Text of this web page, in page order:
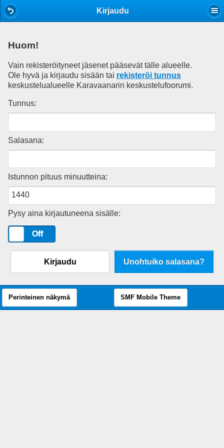
Kirjaudu
Huom!
Vain rekisteröityneet jäsenet pääsevät tälle alueelle.
Ole hyvä ja kirjaudu sisään tai rekisteröi tunnus
keskustelualueelle Karavaanarin keskustelufoorumi.
Tunnus:
Salasana:
Istunnon pituus minuutteina:
Pysy aina kirjautuneena sisälle:
Off
Kirjaudu Unohtuiko salasana?
Perinteinen näkymä SMF Mobile Theme